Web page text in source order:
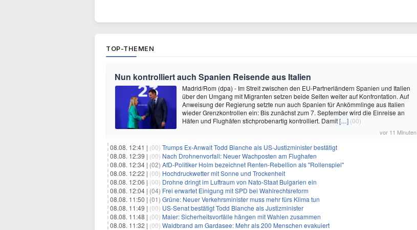
TOP-THEMEN
Nun kontrolliert auch Spanien Reisende aus Italien
Madrid/Rom (dpa) - Im Streit zwischen den EU-Partnerländern Spanien und Italien
über den Umgang mit Migranten setzen beide Seiten weiter auf Konfrontation. Auf
Anweisung der Regierung setzte nun auch Spanien für Ankömmlinge aus Italien
wieder Grenzkontrollen ein: Bis zunächst zum 7. September wird die Einreise an
Häfen und Flughäfen stichprobenartig kontrolliert. Damit[…] (00)
vor 11 Minuten
08.08. 12:41 | (00) Trumps Ex-Anwalt Todd Blanche als US-Justizminister bestätigt
08.08. 12:39 | (00) Nach Drohnenvorfall: Neuer Wachposten am Flughafen
08.08. 12:34 | (02) AfD-Politiker Holm bezeichnet Renten-Rebellion als "Rollenspiel"
08.08. 12:22 | (00) Hochdruckwetter mit Sonne und Trockenheit
08.08. 12:06 | (00) Drohne dringt im Luftraum von Nato-Staat Bulgarien ein
08.08. 12:04 | (04) Frei erwartet Einigung mit SPD bei Wahlrechtsreform
08.08. 11:50 | (01) Grüne: Neuer Verkehrsminister muss mehr fürs Klima tun
08.08. 11:49 | (00) US-Senat bestätigt Todd Blanche als Justizminister
08.08. 11:48 | (00) Maier: Sicherheitsvorfälle hängen mit Wahlen zusammen
08.08. 11:32 | (00) Waldbrand am Gardasee: Mehr als 200 Menschen evakuiert